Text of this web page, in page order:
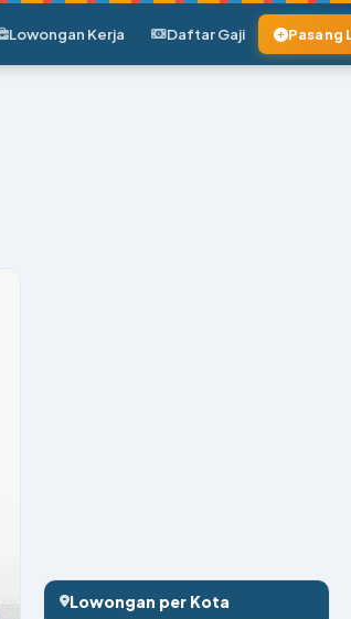
Lowongan Kerja Daftar Gaji Pasang
Lowongan per Kota